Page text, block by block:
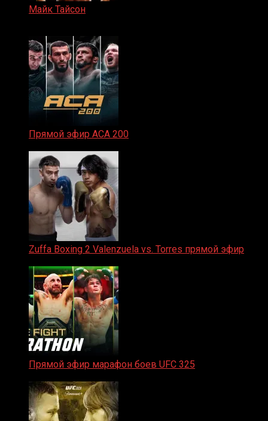
Майк Тайсон
Прямой эфир ACA 200
Zuffa Boxing 2 Valenzuela vs. Torres прямой эфир
Прямой эфир марафон боев UFC 325